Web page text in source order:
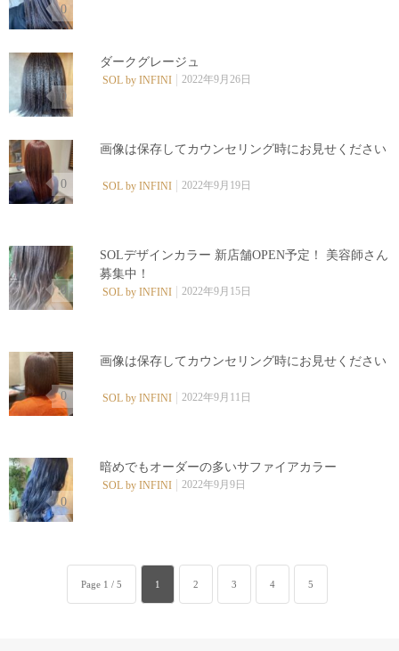
0
0
ダークグレージュ
SOL by INFINI 2022年9月26日
0
画像は保存してカウンセリング時にお見せください︎ ⁡
SOL by INFINI 2022年9月19日
0
SOLデザインカラー️ 新店舗OPEN予定！ 美容師さん
募集中！
SOL by INFINI 2022年9月15日
0
画像は保存してカウンセリング時にお見せください︎ ⁡
SOL by INFINI 2022年9月11日
0
暗めでもオーダーの多いサファイアカラー️
SOL by INFINI 2022年9月9日
Page 1 / 5 1 2 3 4 5